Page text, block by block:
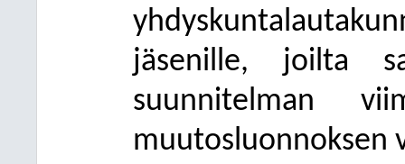
jäsenille, joilta
suunnitelman
muutosluonnoksen